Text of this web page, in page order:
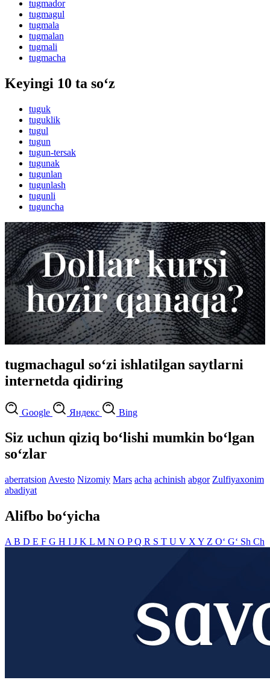
tugmador
tugmagul
tugmala
tugmalan
tugmali
tugmacha
Keyingi 10 ta so‘z
tuguk
tuguklik
tugul
tugun
tugun-tersak
tugunak
tugunlan
tugunlash
tugunli
tuguncha
tugmachagul so‘zi ishlatilgan saytlarni
internetda qidiring
Google Яндекс Bing
Siz uchun qiziq bo‘lishi mumkin bo‘lgan
so‘zlar
aberratsion Avesto Nizomiy Mars acha achinish abgor Zulfiyaxonim
abadiyat
Alifbo bo‘yicha
A B D E F G H I J K L M N O PQ R S T U V X Y Z O‘ G‘ Sh Ch